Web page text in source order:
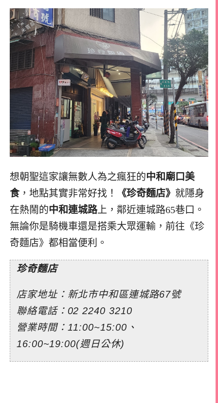
想朝聖這家讓無數人為之瘋狂的中和廟口美
食，地點其實非常好找！ 《珍奇麵店》 就隱身
在熱鬧的中和連城路上，鄰近連城路65巷口。
無論你是騎機車還是搭乘大眾運輸，前往《珍
奇麵店》都相當便利。
珍奇麵店
店家地址：新北市中和區連城路67號
聯絡電話：02 2240 3210
營業時間：11:00~15:00、
16:00~19:00(週日公休)